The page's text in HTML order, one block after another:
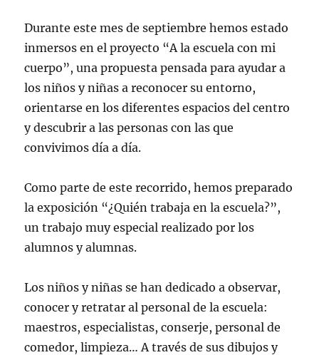
Durante este mes de septiembre hemos estado
inmersos en el proyecto “A la escuela con mi
cuerpo”, una propuesta pensada para ayudar a
los niños y niñas a reconocer su entorno,
orientarse en los diferentes espacios del centro
y descubrir a las personas con las que
convivimos día a día.
Como parte de este recorrido, hemos preparado
la exposición “¿Quién trabaja en la escuela?”,
un trabajo muy especial realizado por los
alumnos y alumnas.
Los niños y niñas se han dedicado a observar,
conocer y retratar al personal de la escuela:
maestros, especialistas, conserje, personal de
comedor, limpieza… A través de sus dibujos y